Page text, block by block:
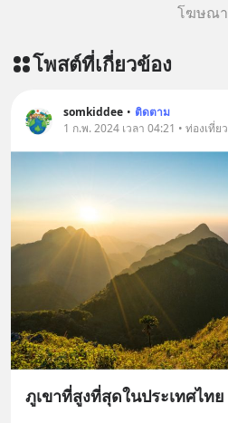
โฆษณา
โพสต์ที่เกี่ยวข้อง
somkiddee • ติดตาม
1 ก.พ. 2024 เวลา 04:21 • ท่องเที่ยว
ภูเขาที่สูงที่สุดในประเทศไทย